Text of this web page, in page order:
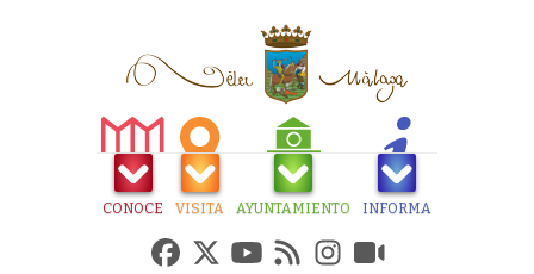
CONOCE VISITA AYUNTAMIENTO INFORMA